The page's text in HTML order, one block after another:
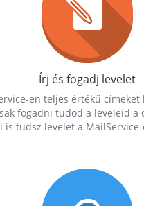
Írj és fogadj levelet
en teljes értékű címeket
fogadni tudod a leveleid a
is tudsz levelet a